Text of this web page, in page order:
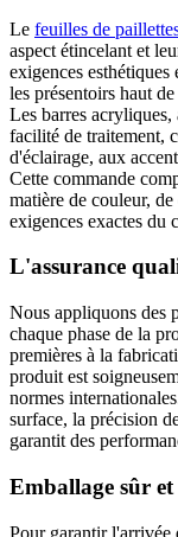
Le feuilles de
aspect étincelant et
exigences
les présentoirs haut
Les barres
facilité de traitement,
d'éclairage, aux
Cette commande
matière de couleur,
exigences exactes du
L'assurance
Nous appliquons des
chaque phase de la
premières à la
produit est
normes
surface, la précision
garantit des
Emballage sûr
Pour garantir l'arrivée